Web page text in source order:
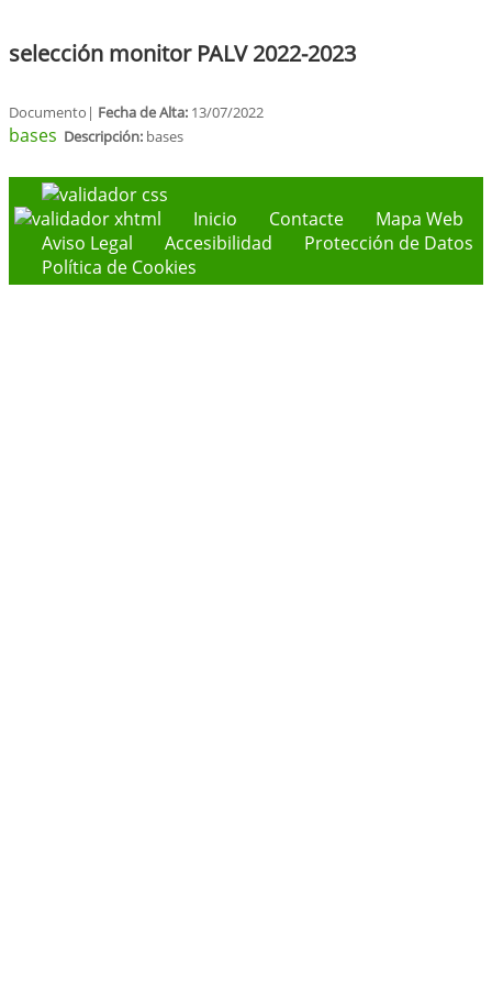
selección monitor PALV 2022-2023
Documento| Fecha de Alta: 13/07/2022
bases Descripción: bases
Inicio Contacte
Mapa Web
Aviso Legal
Accesibilidad
Protección de Datos
Política de Cookies